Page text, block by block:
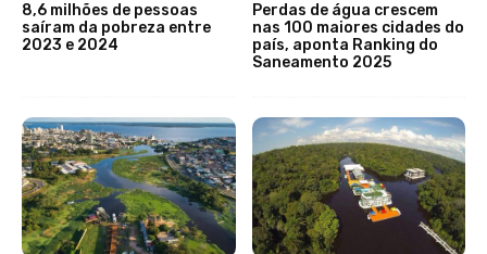
8,6 milhões de pessoas
saíram da pobreza entre
2023 e 2024
Perdas de água crescem
nas 100 maiores cidades do
país, aponta Ranking do
Saneamento 2025